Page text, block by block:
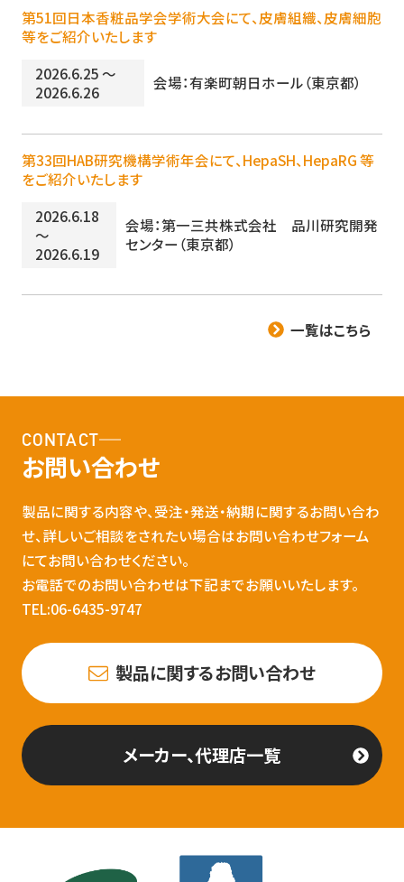
第51回日本香粧品学会学術大会にて、皮膚組織、皮膚細胞
等をご紹介いたします
2026.6.25 ～
2026.6.26
会場：有楽町朝日ホール（東京都）
第33回HAB研究機構学術年会にて、HepaSH、HepaRG 等
をご紹介いたします
2026.6.18
～
2026.6.19
会場：第一三共株式会社 品川研究開発
センター（東京都）
一覧はこちら
CONTACT
お問い合わせ
製品に関する内容や、受注・発送・納期に関するお問い合わ
せ、詳しいご相談をされたい場合はお問い合わせフォーム
にてお問い合わせください。
お電話でのお問い合わせは下記までお願いいたします。
TEL:06-6435-9747
製品に関するお問い合わせ
メーカー、代理店一覧